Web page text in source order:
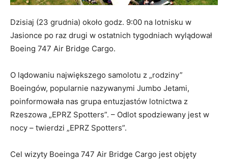
Dzisiaj (23 grudnia) około godz. 9:00 na lotnisku w
Jasionce po raz drugi w ostatnich tygodniach wylądował
Boeing 747 Air Bridge Cargo.
O lądowaniu największego samolotu z „rodziny”
Boeingów, popularnie nazywanymi Jumbo Jetami,
poinformowała nas grupa entuzjastów lotnictwa z
Rzeszowa „EPRZ Spotters”. – Odlot spodziewany jest w
nocy – twierdzi „EPRZ Spotters”.
Cel wizyty Boeinga 747 Air Bridge Cargo jest objęty